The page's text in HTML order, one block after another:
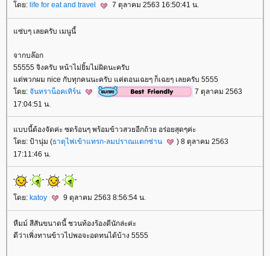
ดย: life for eat and travel 7 ตุลาคม 2563 16:50:41 น.
ซ่บๆ เลยครับ เมนูนี้
จากบล๊อก
55555 จิงครับ หน้าไม่ยิ้มไม่ผิดนะครับ
ต่พวกผม nice กับทุกคนนะครับ แค่ตอนเฉยๆ ก็เฉยๆ เลยครับ 5555
ดย: จันทราน็อคเทิร์น
7 ตุลาคม 2563
17:04:51 น.
บบนี้ต้องจัดค่ะ ซดร้อนๆ พร้อมข้าวสวยอีกถ้วย อร่อยสุดๆค่ะ
ดย: ป้านุ่ม (ธาตุไฟเข้าแทรก-ลมปราณแตกซ่าน
) 8 ตุลาคม 2563
17:11:46 น.
ดย: katoy 9 ตุลาคม 2563 8:56:54 น.
หืมม์ สีสันขนาดนี้ ชวนท้องร้องดีนักล่ะค่ะ
ดีว่าเพิ่งทานข้าวไปพอจะอดทนได้บ้าง 5555